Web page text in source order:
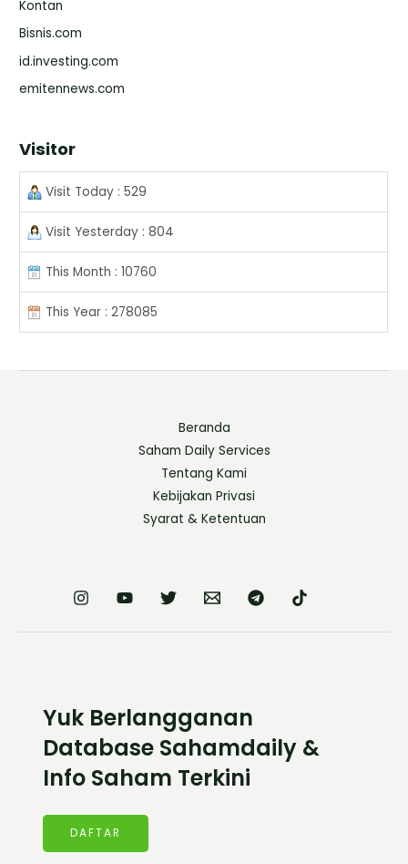
Kontan
Bisnis.com
id.investing.com
emitennews.com
Visitor
Visit Today : 529
Visit Yesterday : 804
This Month : 10760
This Year : 278085
Beranda
Saham Daily Services
Tentang Kami
Kebijakan Privasi
Syarat & Ketentuan
Yuk Berlangganan
Database Sahamdaily &
Info Saham Terkini
DAFTAR